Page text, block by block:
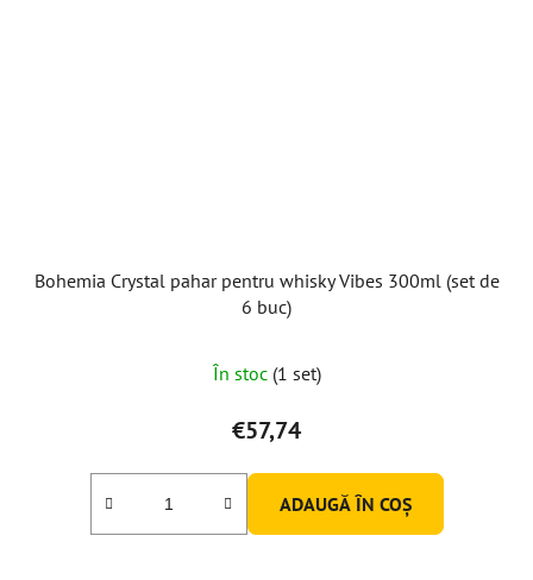
Bohemia Crystal pahar pentru whisky Vibes 300ml (set de
6 buc)
În stoc (1 set)
€57,74
ADAUGĂ ÎN COŞ